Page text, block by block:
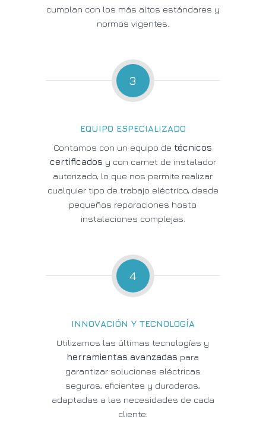
cumplan con los más altos estándares y
normas vigentes.
3
EQUIPO ESPECIALIZADO
Contamos con un equipo de técnicos
certificados y con carnet de instalador
autorizado, lo que nos permite realizar
cualquier tipo de trabajo eléctrico, desde
pequeñas reparaciones hasta
instalaciones complejas.
4
INNOVACIÓN Y TECNOLOGÍA
Utilizamos las últimas tecnologías y
herramientas avanzadas para
garantizar soluciones eléctricas
seguras, eficientes y duraderas,
adaptadas a las necesidades de cada
cliente.